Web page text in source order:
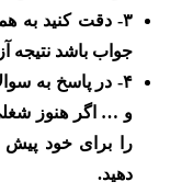
۳- دقت کنید به
جواب باشد نتیجه
۴- در پاسخ به
دهید.